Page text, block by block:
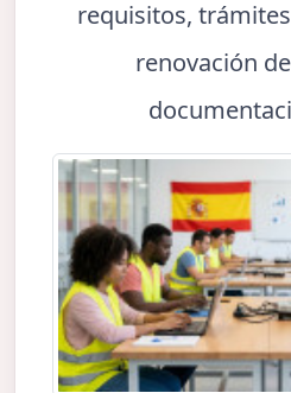
requisitos,
renovación